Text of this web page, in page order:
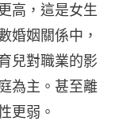
高，這是女生
婚姻關係中，
兒對職業的影
為主。甚至離
更弱。